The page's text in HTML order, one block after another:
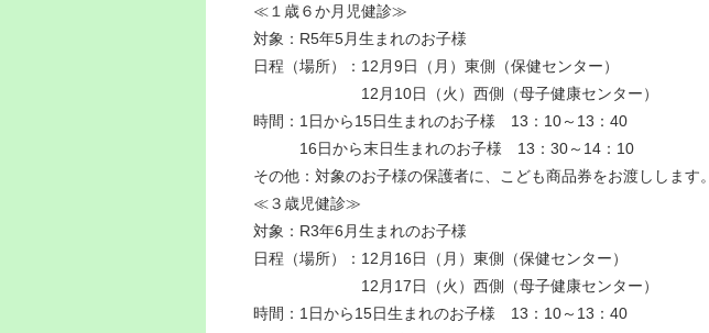
≪１歳６か月児健診≫
対象：R5年5月生まれのお子様
日程（場所）：12月9日（月）東側（保健センター）
12月10日（火）西側（母子健康センター）
時間：1日から15日生まれのお子様 13：10～13：40
16日から末日生まれのお子様 13：30～14：10
その他：対象のお子様の保護者に、こども商品券をお渡しします。
≪３歳児健診≫
対象：R3年6月生まれのお子様
日程（場所）：12月16日（月）東側（保健センター）
12月17日（火）西側（母子健康センター）
時間：1日から15日生まれのお子様 13：10～13：40